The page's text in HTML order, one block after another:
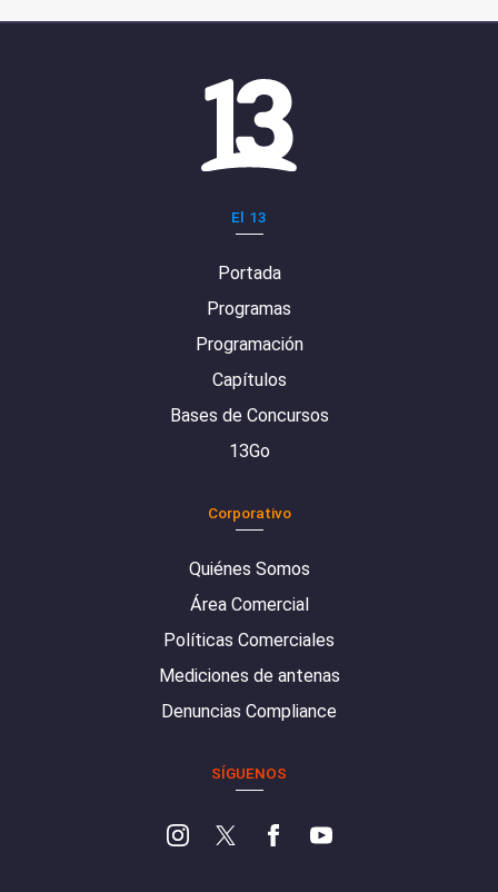
El 13
Portada
Programas
Programación
Capítulos
Bases de Concursos
13Go
Corporativo
Quiénes Somos
Área Comercial
Políticas Comerciales
Mediciones de antenas
Denuncias Compliance
SÍGUENOS